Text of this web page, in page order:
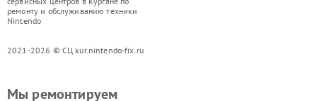
ремонту и обслуживанию техники
Nintendo
2021-2026 © СЦ kur.nintendo-fix.ru
Мы ремонтируем